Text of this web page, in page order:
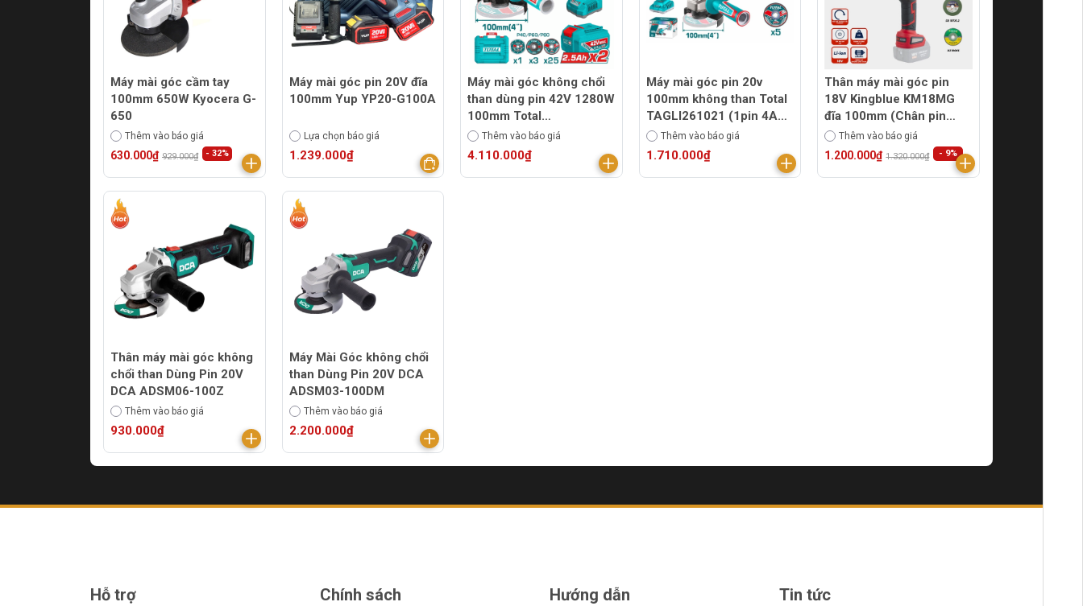
Máy mài góc cầm tay
100mm 650W Kyocera G-
650
Thêm vào báo giá
630.000₫ 929.000₫ - 32%
Máy mài góc pin 20V đĩa
100mm Yup YP20-G100A
Lựa chọn báo giá
1.239.000₫
Máy mài góc không chổi
than dùng pin 42V 1280W
100mm Total
TAGLI4128102 (2pin
2,5Ah + 1 sạc)
Thêm vào báo giá
4.110.000₫
Máy mài góc pin 20v
100mm không than Total
TAGLI261021 (1pin 4Ah
+ 1 sạc )
Thêm vào báo giá
1.710.000₫
Thân máy mài góc pin
18V Kingblue KM18MG
đĩa 100mm (Chân pin
Makita)
Thêm vào báo giá
1.200.000₫ 1.320.000₫ - 9%
Thân máy mài góc không
chổi than Dùng Pin 20V
DCA ADSM06-100Z
Thêm vào báo giá
930.000₫
Máy Mài Góc không chổi
than Dùng Pin 20V DCA
ADSM03-100DM
Thêm vào báo giá
2.200.000₫
Hỗ trợ Chính sách Hướng dẫn Tin tức